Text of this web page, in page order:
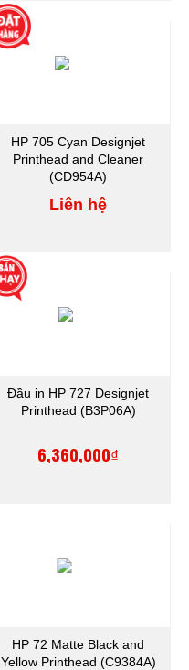
HP 705 Cyan Designjet
Printhead and Cleaner
(CD954A)
Liên hệ
Đầu in HP 727 Designjet
Printhead (B3P06A)
6,360,000₫
HP 72 Matte Black and
Yellow Printhead (C9384A)